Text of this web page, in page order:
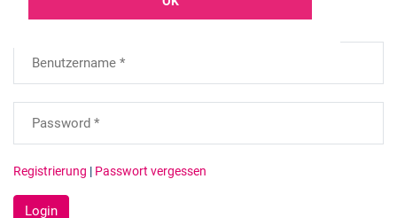
Login
Registrierung | Passwort vergessen